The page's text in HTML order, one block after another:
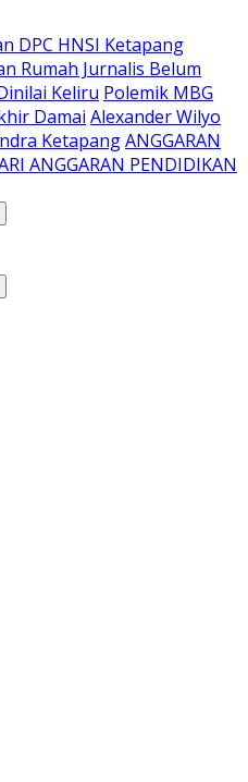
DPC HNSI Ketapang
Rumah Jurnalis Belum
Keliru Polemik MBG
Damai Alexander Wilyo
KetapangANGGARAN
ANGGARAN PENDIDIKAN